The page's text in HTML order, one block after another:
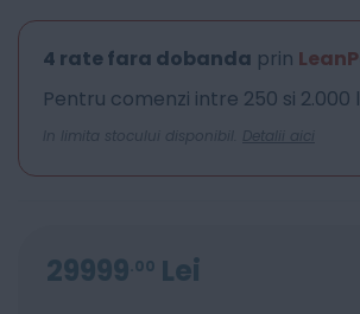
4 rate fara dobanda prin
Pentru comenzi intre 250 si 2.000
In limita stocului disponibil. Detalii aici
29999 00 Lei